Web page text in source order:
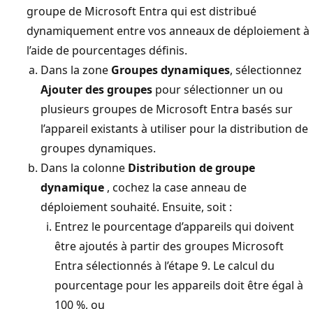
groupe de Microsoft Entra qui est distribué
dynamiquement entre vos anneaux de déploiement à
l’aide de pourcentages définis.
Dans la zone Groupes dynamiques, sélectionnez
Ajouter des groupes pour sélectionner un ou
plusieurs groupes de Microsoft Entra basés sur
l’appareil existants à utiliser pour la distribution de
groupes dynamiques.
Dans la colonne Distribution de groupe
dynamique , cochez la case anneau de
déploiement souhaité. Ensuite, soit :
Entrez le pourcentage d’appareils qui doivent
être ajoutés à partir des groupes Microsoft
Entra sélectionnés à l’étape 9. Le calcul du
pourcentage pour les appareils doit être égal à
100 %, ou